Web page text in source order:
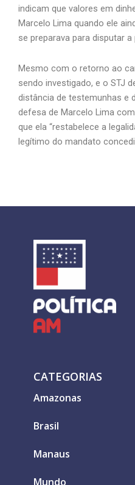
indicam que valores em
Marcelo Lima quando ele
se preparava para disputar a
Mesmo com o retorno ao
sendo investigado, e o STJ
distância de testemunhas e
defesa de Marcelo Lima
que ela “restabelece a
legítimo do mandato
CATEGORIAS
Amazonas
Brasil
Manaus
Mundo